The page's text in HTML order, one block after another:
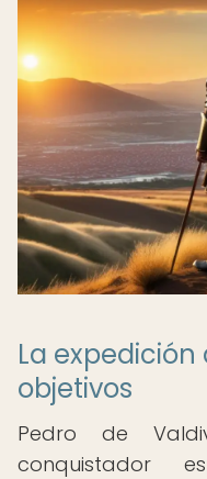
La expedición
objetivos
Pedro de
conquistador